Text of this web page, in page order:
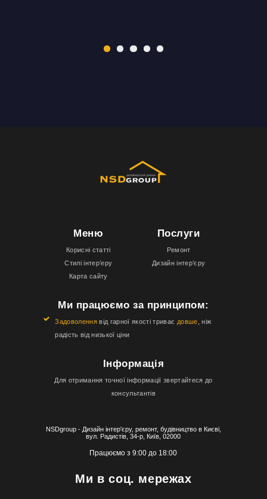
NSDgroup - Дизайн інтер'єру, ремонт, будівництво в Києві,
вул. Радистів, 34-р, Київ, 02000
Працюємо з 9:00 до 18:00
Ми в соц. мережах
Меню
Корисні статті
Стилі інтер’еру
Карта сайту
Послуги
Ремонт
Дизайн інтер’єру
Ми працюємо за принципом:
Задоволення від гарної якості триває довше , ніж
радість від низької ціни
Інформація
Для отримання точної інформації звертайтеся до
консультантів